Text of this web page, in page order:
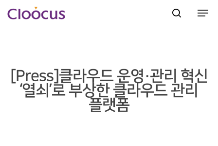
[Press]클라우드 운영·관리 혁신
‘열쇠’로 부상한 클라우드 관리
플랫폼